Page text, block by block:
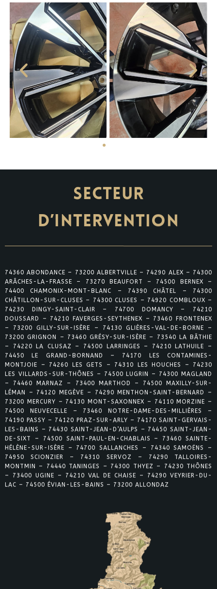
SECTEUR
D’INTERVENTION
74360 ABONDANCE – 73200 ALBERTVILLE – 74290 ALEX – 74300
ARÂCHES-LA-FRASSE – 73270 BEAUFORT – 74500 BERNEX –
74400 CHAMONIX-MONT-BLANC – 74390 CHÂTEL – 74300
CHÂTILLON-SUR-CLUSES – 74300 CLUSES – 74920 COMBLOUX –
74230 DINGY-SAINT-CLAIR – 74700 DOMANCY – 74210
DOUSSARD – 74210 FAVERGES-SEYTHENEX – 73460 FRONTENEX
– 73200 GILLY-SUR-ISÈRE – 74130 GLIÈRES-VAL-DE-BORNE –
73200 GRIGNON – 73460 GRÉSY-SUR-ISÈRE – 73540 LA BÂTHIE
– 74220 LA CLUSAZ – 74500 LARRINGES – 74210 LATHUILE –
74450 LE GRAND-BORNAND – 74170 LES CONTAMINES-
MONTJOIE – 74260 LES GETS – 74310 LES HOUCHES – 74230
LES VILLARDS-SUR-THÔNES – 74500 LUGRIN – 74300 MAGLAND
– 74460 MARNAZ – 73400 MARTHOD – 74500 MAXILLY-SUR-
LÉMAN – 74120 MEGÈVE – 74290 MENTHON-SAINT-BERNARD –
73200 MERCURY – 74130 MONT-SAXONNEX – 74110 MORZINE –
74500 NEUVECELLE – 73460 NOTRE-DAME-DES-MILLIÈRES –
74190 PASSY – 74120 PRAZ-SUR-ARLY – 74170 SAINT-GERVAIS-
LES-BAINS – 74430 SAINT-JEAN-D’AULPS – 74450 SAINT-JEAN-
DE-SIXT – 74500 SAINT-PAUL-EN-CHABLAIS – 73460 SAINTE-
HÉLÈNE-SUR-ISÈRE – 74700 SALLANCHES – 74340 SAMOËNS –
74950 SCIONZIER – 74310 SERVOZ – 74290 TALLOIRES-
MONTMIN – 74440 TANINGES – 74300 THYEZ – 74230 THÔNES
– 73400 UGINE – 74210 VAL DE CHAISE – 74290 VEYRIER-DU-
LAC – 74500 ÉVIAN-LES-BAINS – 73200 ALLONDAZ